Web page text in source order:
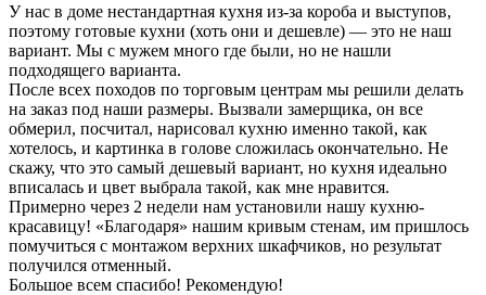
У нас в доме нестандартная кухня из-за короба и выступов,
поэтому готовые кухни (хоть они и дешевле) — это не наш
вариант. Мы с мужем много где были, но не нашли
подходящего варианта.
После всех походов по торговым центрам мы решили делать
на заказ под наши размеры. Вызвали замерщика, он все
обмерил, посчитал, нарисовал кухню именно такой, как
хотелось, и картинка в голове сложилась окончательно. Не
скажу, что это самый дешевый вариант, но кухня идеально
вписалась и цвет выбрала такой, как мне нравится.
Примерно через 2 недели нам установили нашу кухню-
красавицу! «Благодаря» нашим кривым стенам, им пришлось
помучиться с монтажом верхних шкафчиков, но результат
получился отменный.
Большое всем спасибо! Рекомендую!